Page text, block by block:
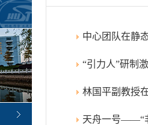
中心团队在静
“引力人”研制
林国平副教授
天舟一号——“